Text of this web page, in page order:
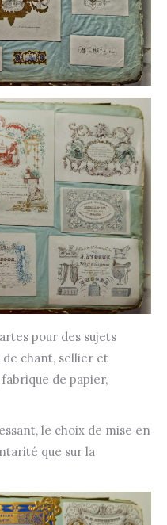
pour des sujets
chant, sellier et
de papier,
le choix de mise en
que sur la